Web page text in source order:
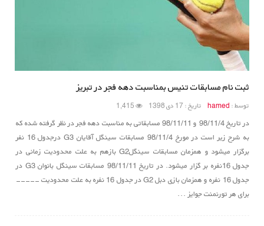
ثبت نام مسابقات تنیس بمناسبت دهه فجر در تبریز
توسط : hamed تاریخ : 17 دی 1398
در تاریخ 98/11/4 و 98/11/11 مسابقاتی به مناسبت دهه فجر در نظر گرفته شده که
به شرح زیر است در مورخ 98/11/4 مسابقات سینگل آقایان G3 درجدول 16 نفر
برگزار میشود و همزمان مسابقات سینگلG2 بازهم به علت محدودیت زمانی در
جدول 16نفره بر گزار میشود. در تاریخ 98/11/11 مسابقات سینگل بانوان G3 در
جدول 16 نفره و همزمان بازی دبل G2 در جدول 16 نفره به علت محدودیت -----
برای هر تورنمنت جوایز ...